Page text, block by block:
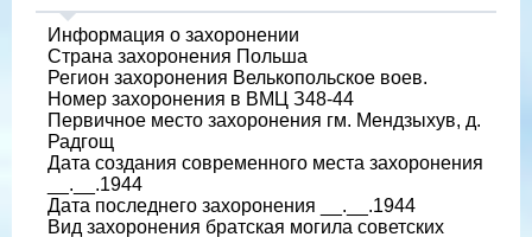
Информация о захоронении
Страна захоронения Польша
Регион захоронения Велькопольское воев.
Номер захоронения в ВМЦ З48-44
Первичное место захоронения гм. Мендзыхув, д.
Радгощ
Дата создания современного места захоронения
__.__.1944
Дата последнего захоронения __.__.1944
Вид захоронения братская могила советских